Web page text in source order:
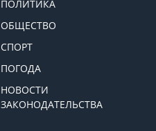
ПОЛИТИКА
ОБЩЕСТВО
СПОРТ
ПОГОДА
НОВОСТИ
ЗАКОНОДАТЕЛЬСТВА